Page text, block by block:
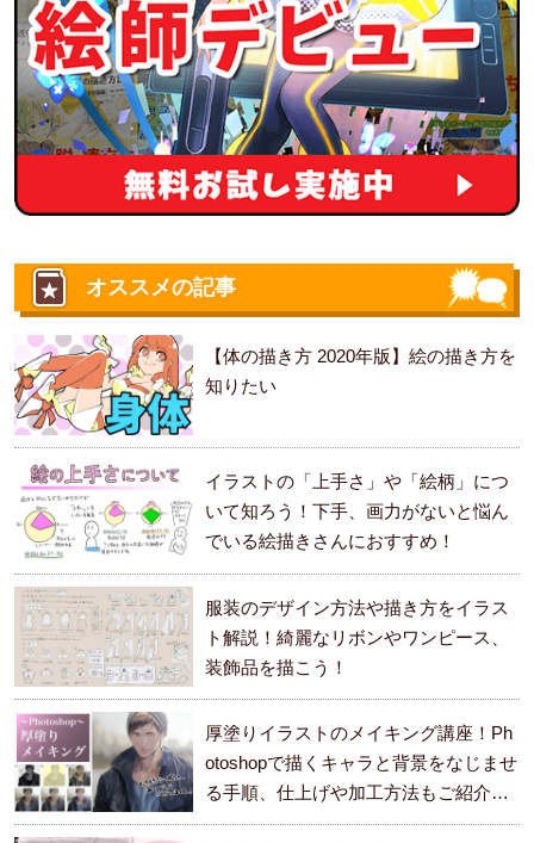
オススメの記事
【体の描き方 2020年版】絵の描き方を
知りたい
イラストの「上手さ」や「絵柄」につ
いて知ろう！下手、画力がないと悩ん
でいる絵描きさんにおすすめ！
服装のデザイン方法や描き方をイラス
ト解説！綺麗なリボンやワンピース、
装飾品を描こう！
厚塗りイラストのメイキング講座！Ph
otoshopで描くキャラと背景をなじませ
る手順、仕上げや加工方法もご紹介し
ます。